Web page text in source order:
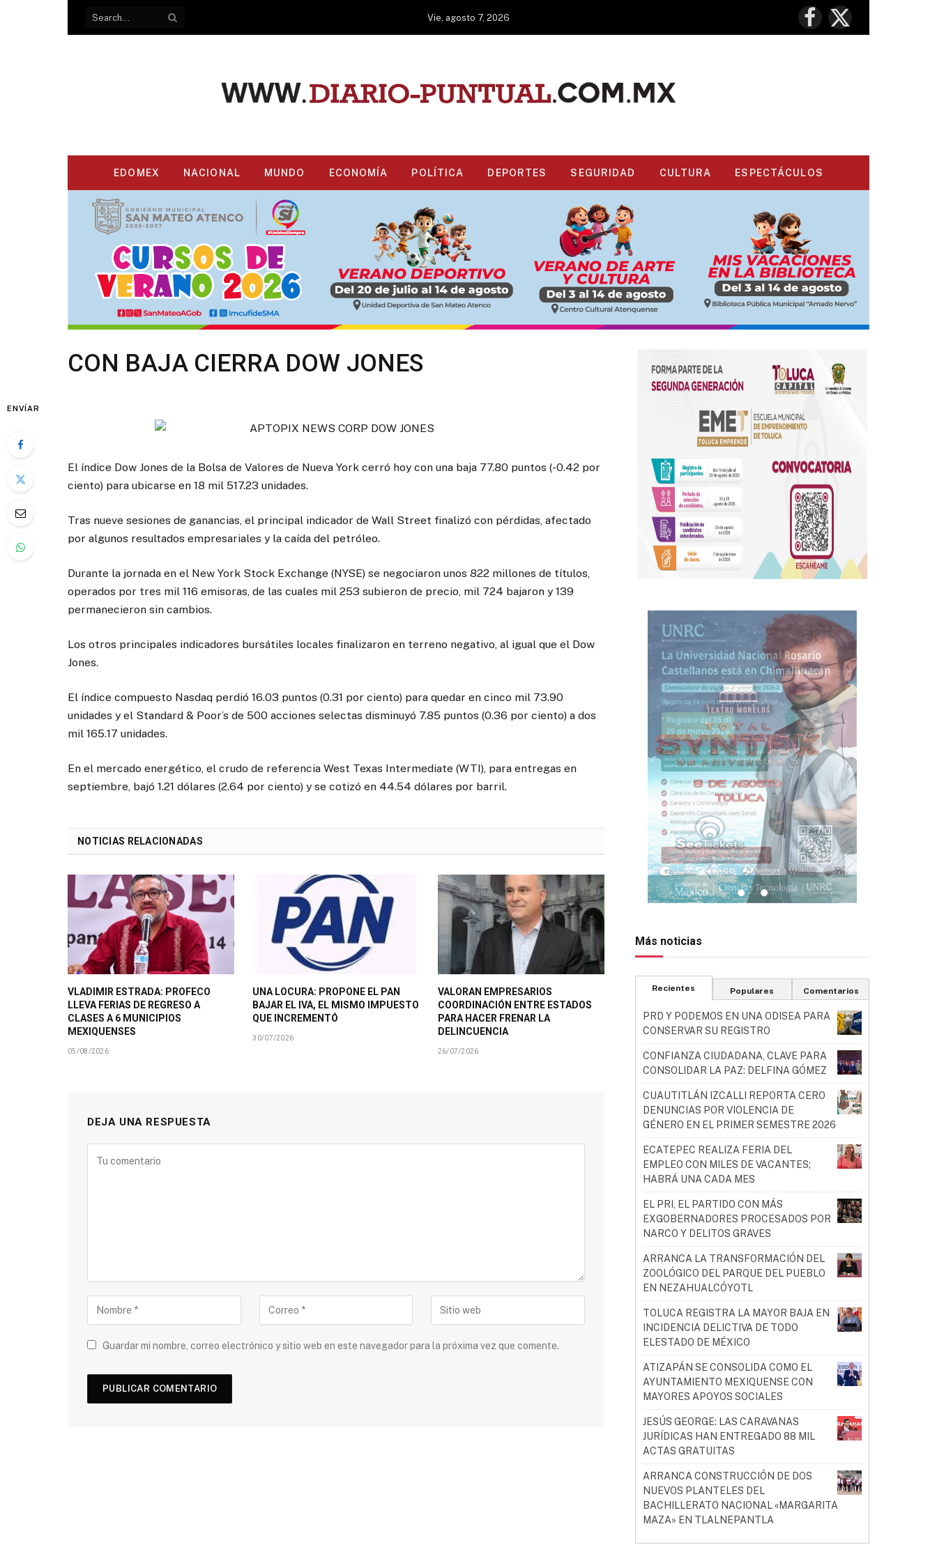
Vie, agosto 7, 2026
Facebook
X
(Twitter)
EDOMEX NACIONAL MUNDO ECONOMÍA POLÍTICA DEPORTES SEGURIDAD CULTURA ESPECTÁCULOS
CON BAJA CIERRA DOW JONES
ENVÍAR
El índice Dow Jones de la Bolsa de Valores de Nueva York cerró hoy con una baja 77.80 puntos (-0.42 por
ciento) para ubicarse en 18 mil 517.23 unidades.
Tras nueve sesiones de ganancias, el principal indicador de Wall Street finalizó con pérdidas, afectado
por algunos resultados empresariales y la caída del petróleo.
Durante la jornada en el New York Stock Exchange (NYSE) se negociaron unos 822 millones de títulos,
operados por tres mil 116 emisoras, de las cuales mil 253 subieron de precio, mil 724 bajaron y 139
permanecieron sin cambios.
Los otros principales indicadores bursátiles locales finalizaron en terreno negativo, al igual que el Dow
Jones.
El índice compuesto Nasdaq perdió 16.03 puntos (0.31 por ciento) para quedar en cinco mil 73.90
unidades y el Standard & Poor’s de 500 acciones selectas disminuyó 7.85 puntos (0.36 por ciento) a dos
mil 165.17 unidades.
En el mercado energético, el crudo de referencia West Texas Intermediate (WTI), para entregas en
septiembre, bajó 1.21 dólares (2.64 por ciento) y se cotizó en 44.54 dólares por barril.
NOTICIAS RELACIONADAS
VLADIMIR ESTRADA: PROFECO
LLEVA FERIAS DE REGRESO A
CLASES A 6 MUNICIPIOS
MEXIQUENSES
05/08/2026
UNA LOCURA: PROPONE EL PAN
BAJAR EL IVA, EL MISMO IMPUESTO
QUE INCREMENTÓ
30/07/2026
VALORAN EMPRESARIOS
COORDINACIÓN ENTRE ESTADOS
PARA HACER FRENAR LA
DELINCUENCIA
26/07/2026
DEJA UNA RESPUESTA
Guardar mi nombre, correo electrónico y sitio web en este navegador para la próxima vez que comente.
Más noticias
Recientes Populares Comentarios
PRD Y PODEMOS EN UNA ODISEA PARA
CONSERVAR SU REGISTRO
CONFIANZA CIUDADANA, CLAVE PARA
CONSOLIDAR LA PAZ: DELFINA GÓMEZ
CUAUTITLÁN IZCALLI REPORTA CERO
DENUNCIAS POR VIOLENCIA DE
GÉNERO EN EL PRIMER SEMESTRE 2026
ECATEPEC REALIZA FERIA DEL
EMPLEO CON MILES DE VACANTES;
HABRÁ UNA CADA MES
EL PRI, EL PARTIDO CON MÁS
EXGOBERNADORES PROCESADOS POR
NARCO Y DELITOS GRAVES
ARRANCA LA TRANSFORMACIÓN DEL
ZOOLÓGICO DEL PARQUE DEL PUEBLO
EN NEZAHUALCÓYOTL
TOLUCA REGISTRA LA MAYOR BAJA EN
INCIDENCIA DELICTIVA DE TODO
ELESTADO DE MÉXICO
ATIZAPÁN SE CONSOLIDA COMO EL
AYUNTAMIENTO MEXIQUENSE CON
MAYORES APOYOS SOCIALES
JESÚS GEORGE: LAS CARAVANAS
JURÍDICAS HAN ENTREGADO 88 MIL
ACTAS GRATUITAS
ARRANCA CONSTRUCCIÓN DE DOS
NUEVOS PLANTELES DEL
BACHILLERATO NACIONAL «MARGARITA
MAZA» EN TLALNEPANTLA